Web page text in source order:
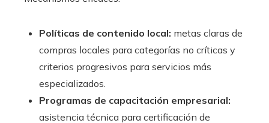
Políticas de contenido local: metas claras de
compras locales para categorías no críticas y
criterios progresivos para servicios más
especializados.
Programas de capacitación empresarial:
asistencia técnica para certificación de